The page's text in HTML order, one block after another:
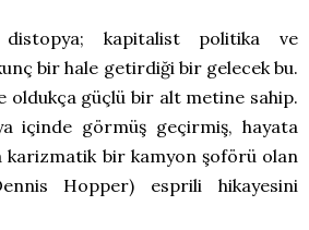
kapitalist politika ve
bir hale getirdiği bir gelecek bu.
oldukça güçlü bir alt metine sahip.
içinde görmüş geçirmiş, hayata
karizmatik bir kamyon şoförü olan
Hopper) esprili hikayesini